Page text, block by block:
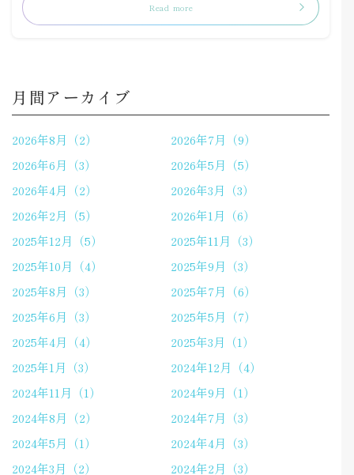
Read more
月間アーカイブ
2026年8月（2）
2026年7月（9）
2026年6月（3）
2026年5月（5）
2026年4月（2）
2026年3月（3）
2026年2月（5）
2026年1月（6）
2025年12月（5）
2025年11月（3）
2025年10月（4）
2025年9月（3）
2025年8月（3）
2025年7月（6）
2025年6月（3）
2025年5月（7）
2025年4月（4）
2025年3月（1）
2025年1月（3）
2024年12月（4）
2024年11月（1）
2024年9月（1）
2024年8月（2）
2024年7月（3）
2024年5月（1）
2024年4月（3）
2024年3月（2）
2024年2月（3）